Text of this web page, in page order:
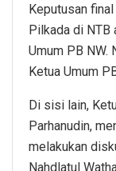
Keputusan
Pilkada di NTB
Umum PB NW.
Ketua Umum
Di sisi lain,
Parhanudin,
melakukan
Nahdlatul